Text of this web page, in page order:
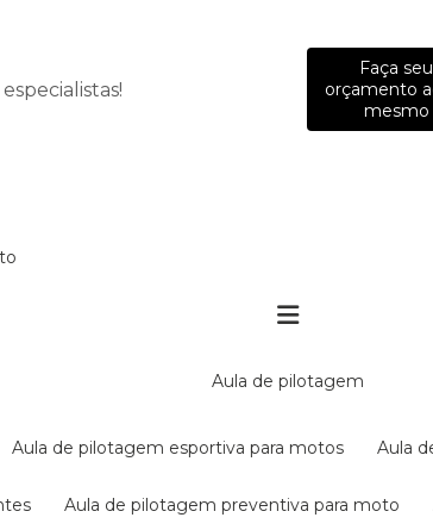
Faça seu
orçamento
mesmo
aula de pilotagem
aula de pilotagem esportiva para motos aula
aula de pilotagem preventiva para moto